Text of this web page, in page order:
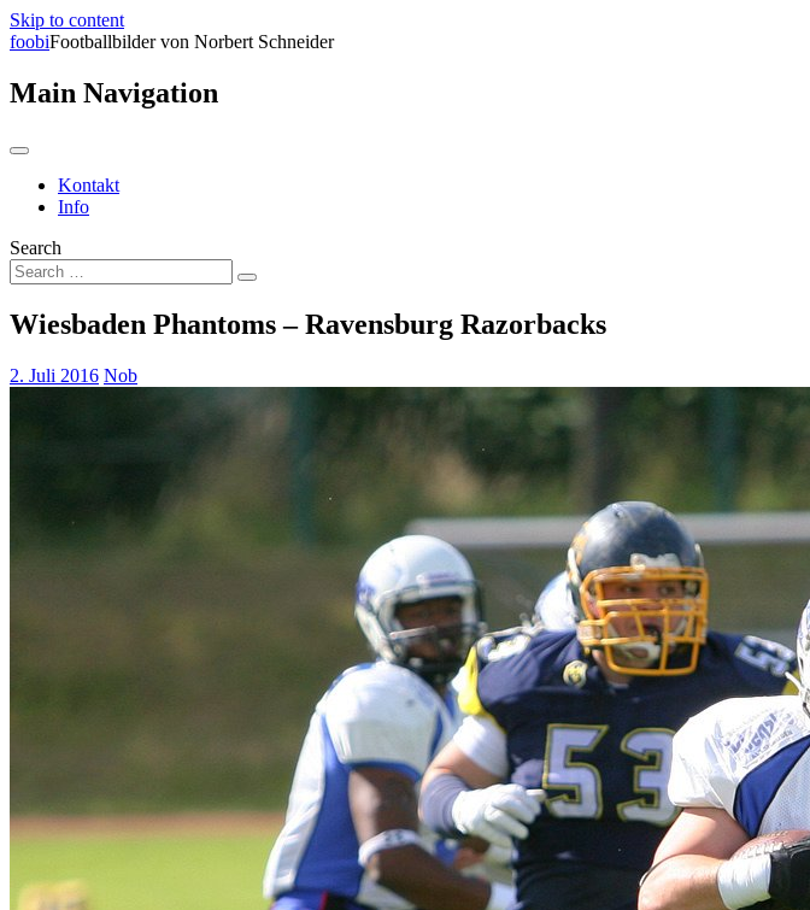
Skip to content
foobiFootballbilder von Norbert Schneider
Main Navigation
Kontakt
Info
Search
Wiesbaden Phantoms – Ravensburg Razorbacks
2. Juli 2016 Nob